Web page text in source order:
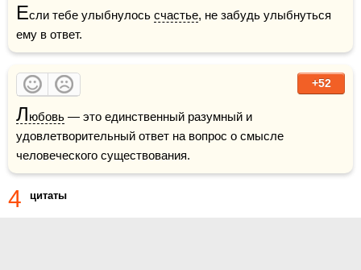
Если тебе улыбнулось счастье, не забудь улыбнуться
ему в ответ.
+52
Любовь — это единственный разумный и
удовлетворительный ответ на вопрос о смысле
человеческого существования.
4 цитаты